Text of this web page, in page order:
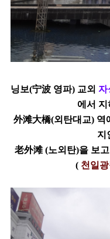
닝보(宁波 영파) 교외 자
에서 지
外滩大橋(외탄대교) 역
지
老外滩 (노외탄)을 보
( 천일